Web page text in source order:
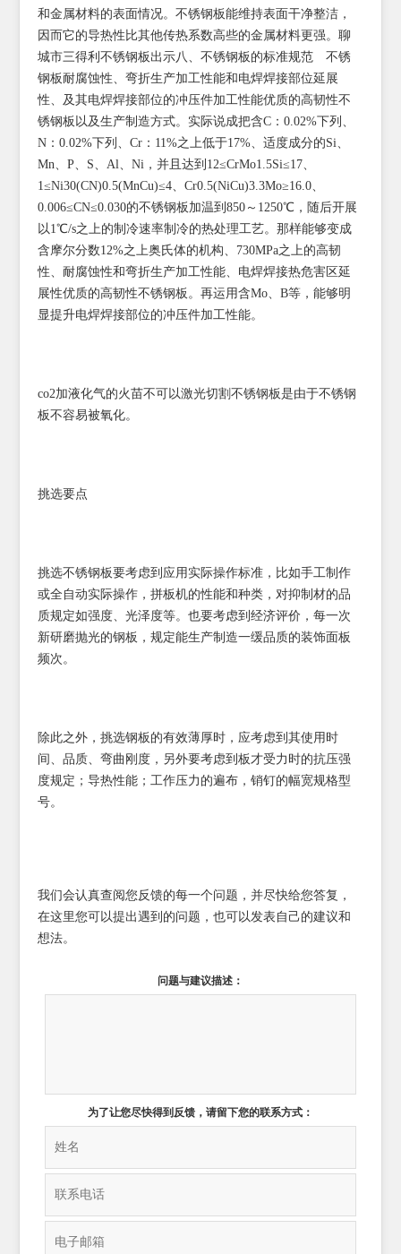
和金属材料的表面情况。不锈钢板能维持表面干净整洁，
因而它的导热性比其他传热系数高些的金属材料更强。聊
城市三得利不锈钢板出示八、不锈钢板的标准规范 不锈
钢板耐腐蚀性、弯折生产加工性能和电焊焊接部位延展
性、及其电焊焊接部位的冲压件加工性能优质的高韧性不
锈钢板以及生产制造方式。实际说成把含C：0.02%下列、
N：0.02%下列、Cr：11%之上低于17%、适度成分的Si、
Mn、P、S、Al、Ni，并且达到12≤CrMo1.5Si≤17、
1≤Ni30(CN)0.5(MnCu)≤4、Cr0.5(NiCu)3.3Mo≥16.0、
0.006≤CN≤0.030的不锈钢板加温到850～1250℃，随后开展
以1℃/s之上的制冷速率制冷的热处理工艺。那样能够变成
含摩尔分数12%之上奥氏体的机构、730MPa之上的高韧
性、耐腐蚀性和弯折生产加工性能、电焊焊接热危害区延
展性优质的高韧性不锈钢板。再运用含Mo、B等，能够明
显提升电焊焊接部位的冲压件加工性能。
co2加液化气的火苗不可以激光切割不锈钢板是由于不锈钢
板不容易被氧化。
挑选要点
挑选不锈钢板要考虑到应用实际操作标准，比如手工制作
或全自动实际操作，拼板机的性能和种类，对抑制材的品
质规定如强度、光泽度等。也要考虑到经济评价，每一次
新研磨抛光的钢板，规定能生产制造一缓品质的装饰面板
频次。
除此之外，挑选钢板的有效薄厚时，应考虑到其使用时
间、品质、弯曲刚度，另外要考虑到板才受力时的抗压强
度规定；导热性能；工作压力的遍布，销钉的幅宽规格型
号。
我们会认真查阅您反馈的每一个问题，并尽快给您答复，
在这里您可以提出遇到的问题，也可以发表自己的建议和
想法。
问题与建议描述：
为了让您尽快得到反馈，请留下您的联系方式：